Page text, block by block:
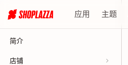
应用 主题
简介
店铺